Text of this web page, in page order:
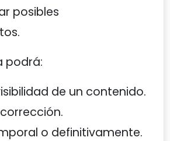
posibles
podrá:
de un contenido.
o definitivamente.